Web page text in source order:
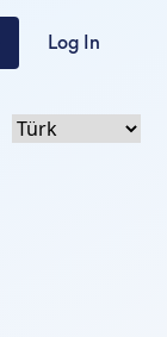
Log In